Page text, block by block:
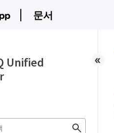
문서
Unified